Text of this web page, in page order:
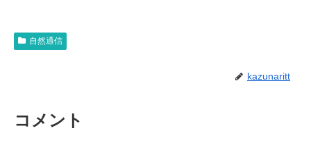
自然通信
kazunaritt
コメント